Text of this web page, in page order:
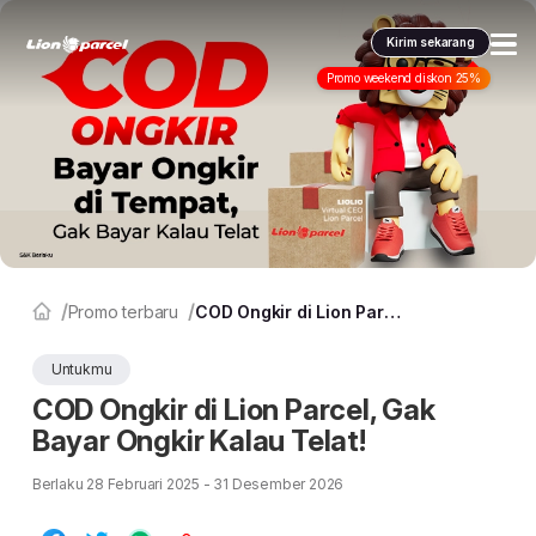
Kirim sekarang
Promo weekend diskon 25%
Layanan kami
Pengiriman
COD
Fulfillment
Korporasi
Daftar jadi Mitra
Lacak pendaftaran Mitra
Pengiriman Internasional
Promo & tips
Info seller
Info mitra
Informasi lain
Karantina
FAQ
Klaim
Indonesia
Promo terbaru COD Ongkir di Lion Parcel, Gak Bayar Ongkir Kalau Telat!
Untukmu
COD Ongkir di Lion Parcel, Gak
Bayar Ongkir Kalau Telat!
Berlaku 28 Februari 2025 - 31 Desember 2026